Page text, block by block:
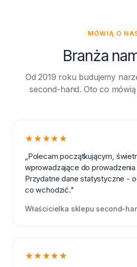
MÓWIĄ O
Branża
Od 2019 roku budujemy
second-hand. Oto co
★★★★★
„Polecam początkującym,
wprowadzające do
Przydatne dane statystyczne -
co wchodzić."
Właścicielka sklepu second-
★★★★★